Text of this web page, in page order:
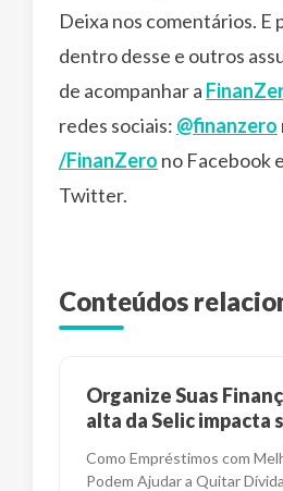
Deixa nos comentários. E
dentro desse e outros
de acompanhar a
redes sociais: @finanzero
/FinanZero no Facebook e
Twitter.
Conteúdos
Organize Suas
alta da Selic impacta
Como Empréstimos com
Podem Ajudar a Quitar